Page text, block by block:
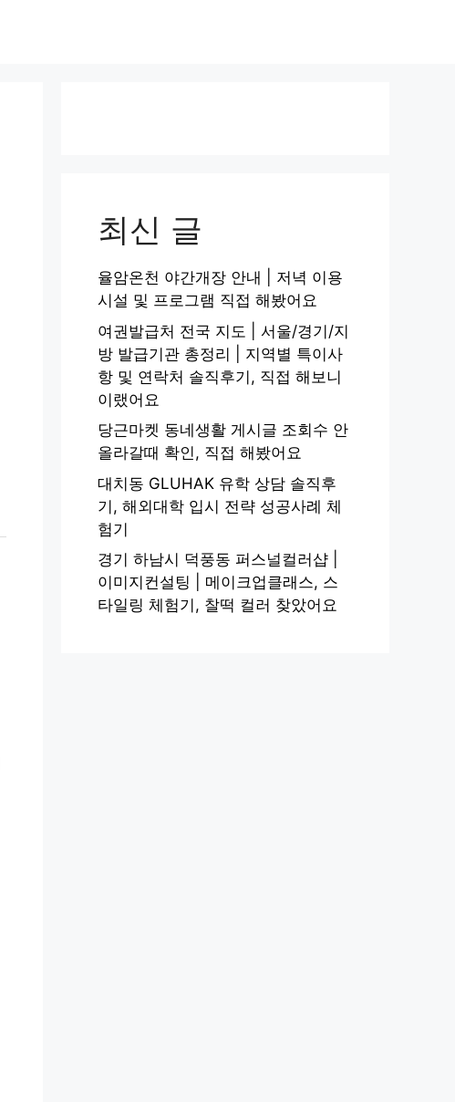
최신 글
율암온천 야간개장 안내 | 저녁 이용
시설 및 프로그램 직접 해봤어요
여권발급처 전국 지도 | 서울/경기/지
방 발급기관 총정리 | 지역별 특이사
항 및 연락처 솔직후기, 직접 해보니
이랬어요
당근마켓 동네생활 게시글 조회수 안
올라갈때 확인, 직접 해봤어요
대치동 GLUHAK 유학 상담 솔직후
기, 해외대학 입시 전략 성공사례 체
험기
경기 하남시 덕풍동 퍼스널컬러샵 |
이미지컨설팅 | 메이크업클래스, 스
타일링 체험기, 찰떡 컬러 찾았어요